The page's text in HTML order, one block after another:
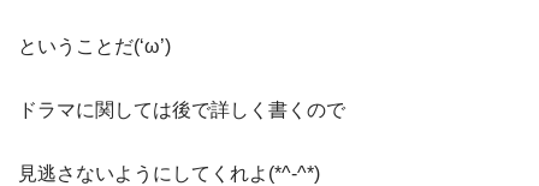
ということだ(‘ω’)
ドラマに関しては後で詳しく書くので
見逃さないようにしてくれよ(*^-^*)